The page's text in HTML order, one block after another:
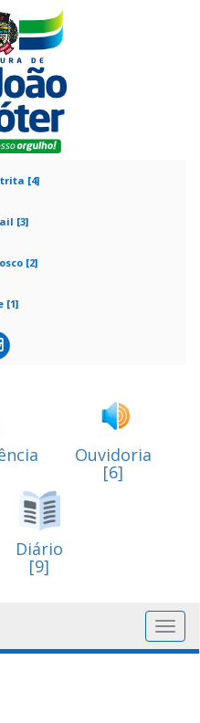
[4]
[3]
[2]
[1]
Ouvidoria
[6]
Diário
[9]